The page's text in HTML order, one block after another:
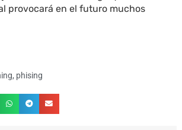
provocará en el futuro muchos
, phising